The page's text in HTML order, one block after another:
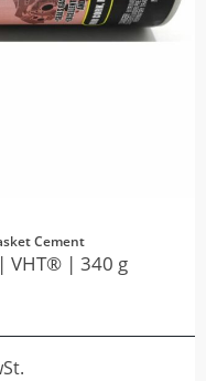
Cement
VHT® | 340 g